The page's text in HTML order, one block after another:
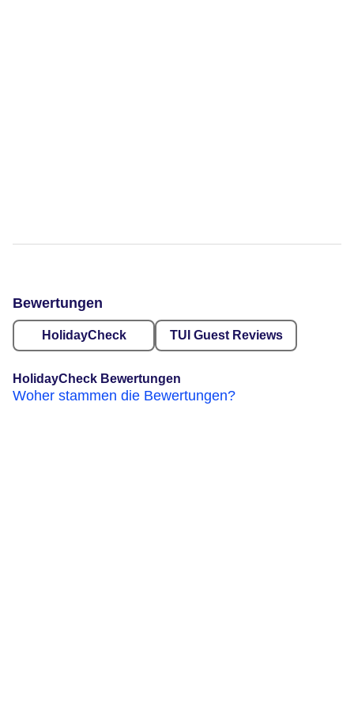
Bewertungen
HolidayCheck TUI Guest Reviews
HolidayCheck Bewertungen
Woher stammen die Bewertungen?